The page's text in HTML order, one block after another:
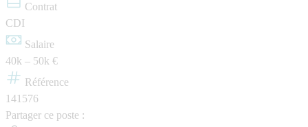
Contrat
CDI
Salaire
40k – 50k €
Référence
141576
Partager ce poste :